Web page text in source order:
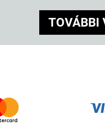
TOVÁBBI